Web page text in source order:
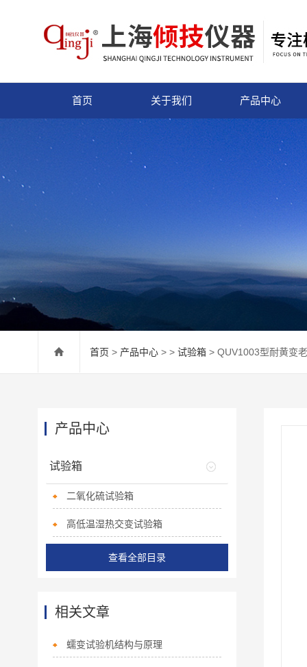
首页 关于我们 产品中心
首页 > 产品中心 > > 试验箱 > QUV1003型耐黄变
产品中心
试验箱
二氧化硫试验箱
高低温湿热交变试验箱
查看全部目录
相关文章
蠕变试验机结构与原理